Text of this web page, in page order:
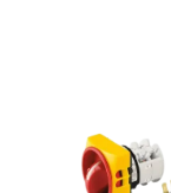
Domain)
RewriteCond